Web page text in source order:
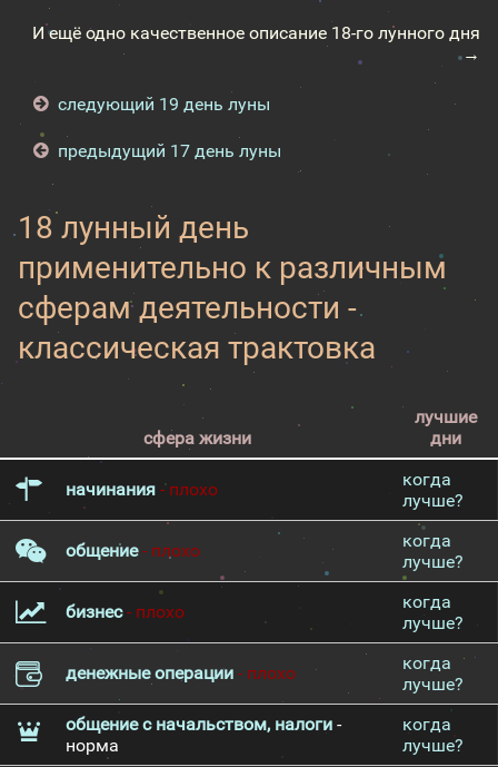
И ещё одно качественное описание 18-го лунного дня
→
следующий 19 день луны
предыдущий 17 день луны
18 лунный день
применительно к различным
сферам деятельности -
классическая трактовка
сфера жизни
лучшие
дни
начинания - плохо
когда
лучше?
общение- плохо
когда
лучше?
бизнес- плохо
когда
лучше?
денежные операции - плохо
когда
лучше?
общение с начальством, налоги -
норма
когда
лучше?